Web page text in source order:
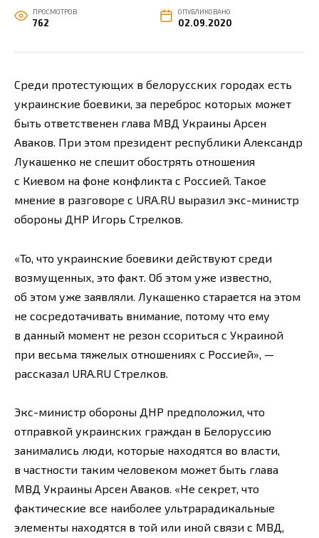
ПРОСМОТРОВ
762
ОПУБЛИКОВАНО
02.09.2020
Среди протестующих в белорусских городах есть
украинские боевики, за переброс которых может
быть ответственен глава МВД Украины Арсен
Аваков. При этом президент республики Александр
Лукашенко не спешит обострять отношения
с Киевом на фоне конфликта с Россией. Такое
мнение в разговоре с URA.RU выразил экс-министр
обороны ДНР Игорь Стрелков.
«То, что украинские боевики действуют среди
возмущенных, это факт. Об этом уже известно,
об этом уже заявляли. Лукашенко старается на этом
не сосредотачивать внимание, потому что ему
в данный момент не резон ссориться с Украиной
при весьма тяжелых отношениях с Россией», —
рассказал URA.RU Стрелков.
Экс-министр обороны ДНР предположил, что
отправкой украинских граждан в Белоруссию
занимались люди, которые находятся во власти,
в частности таким человеком может быть глава
МВД Украины Арсен Аваков. «Не секрет, что
фактические все наиболее ультрарадикальные
элементы находятся в той или иной связи с МВД,